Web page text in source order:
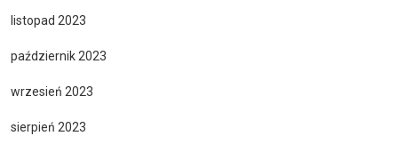
listopad 2023
październik 2023
wrzesień 2023
sierpień 2023